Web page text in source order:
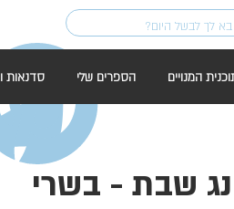
המנויים הספרים שלי סדנאות
שבת - בשרי